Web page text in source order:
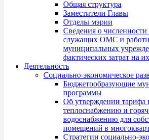
Общая структура
Заместители Главы
Отделы мэрии
Сведения о
служащих ОМС и
муниципальных
фактических затрат на
Деятельность
Социально-экономическое
Бюджетообразующие
программы
Об утверждении тарифа
теплоснабжению и
водоснабжению для
помещений в
Стратегии социально-